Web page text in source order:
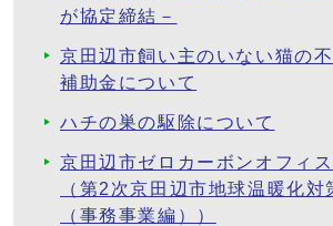
が協定締結－
京田辺市飼い主のいない猫の
補助金について
ハチの巣の駆除について
京田辺市ゼロカーボンオフィ
（第2次京田辺市地球温暖化対
（事務事業編））